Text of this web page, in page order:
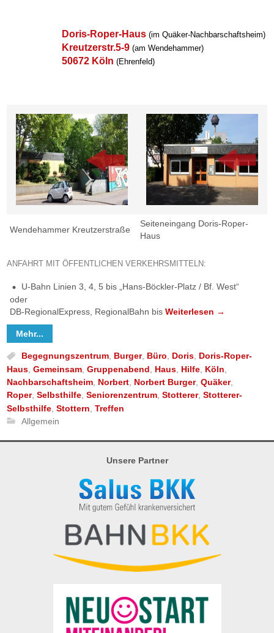
Doris-Roper-Haus (im Quäker-Nachbarschaftsheim)
Kreutzerstr.5-9 (am Wendehammer)
50672 Köln (Ehrenfeld)
Wendehammer Kreutzerstraße
Seiteneingang Doris-Roper-
Haus
ANFAHRT MIT ÖFFENTLICHEN VERKEHRSMITTELN:
U-Bahn Linien 3, 4, 5 bis „Hans-Böckler-Platz / Bf. West“
oder
DB-RegionalExpress, RegionalBahn bis Weiterlesen →
Mehr...
Begegnungszentrum, Burger, Büro, Doris, Doris-Roper-
Haus Gemeinsam Gruppenabend Haus Hilfe Köln
Nachbarschaftsheim, Norbert, Norbert Burger, Quäker,
Roper, Selbsthilfe, Seniorenzentrum, Stotterer, Stotterer-
Selbsthilfe Stottern Treffen
Allgemein
Unsere Partner